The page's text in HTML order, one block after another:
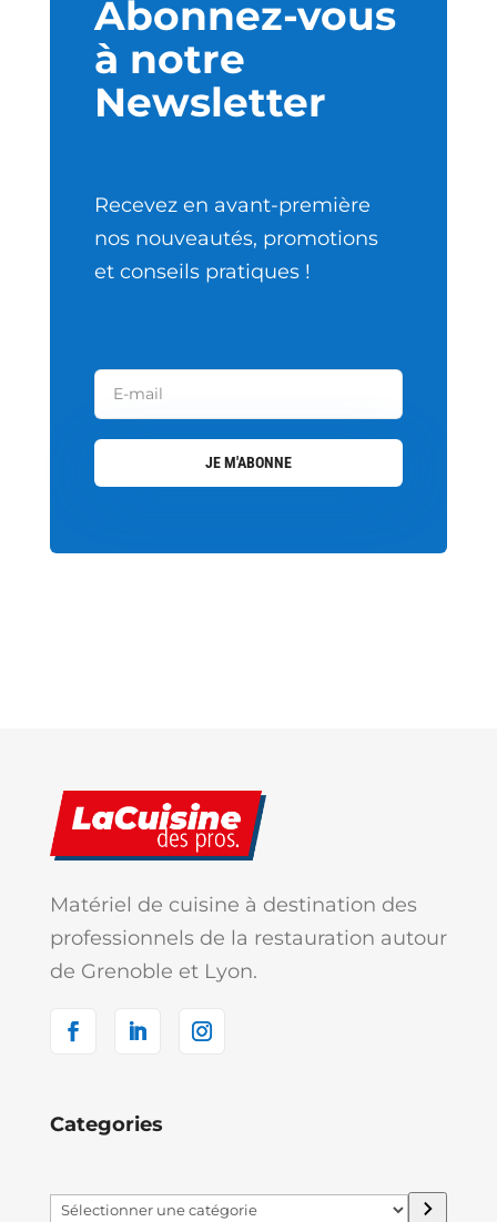
Abonnez-vous
à notre
Newsletter
Recevez en avant-première
nos nouveautés, promotions
et conseils pratiques !
JE M'ABONNE
Matériel de cuisine à destination des
professionnels de la restauration autour
de Grenoble et Lyon.
Categories
Sélectionner